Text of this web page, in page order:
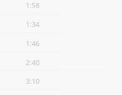
1:58
1:34
1:46
2:40
3:10